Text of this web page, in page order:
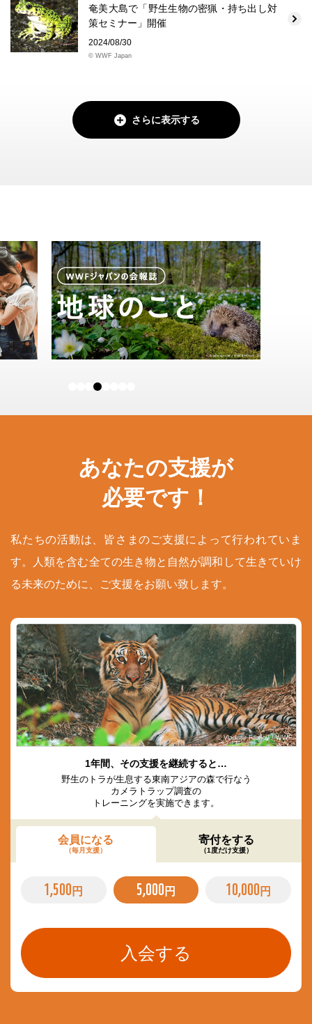
奄美大島で「野生生物の密猟・持ち出し対
策セミナー」開催
2024/08/30
© WWF Japan
さらに表示する
あなたの支援が
必要です！
私たちの活動は、皆さまのご支援によって行われていま
す。人類を含む全ての生き物と自然が調和して生きていけ
る未来のために、ご支援をお願い致します。
© Vladimir Filonov / WWF
1年間、その支援を継続すると…
野生のトラが生息する東南アジアの森で行なう
カメラトラップ調査の
トレーニングを実施できます。
会員になる
（毎月支援）
寄付をする
（1度だけ支援）
1,500 円 5,000 円 10,000 円